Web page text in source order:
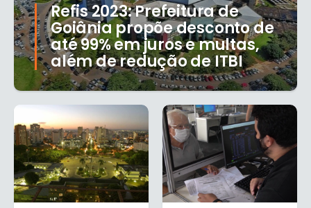
Refis 2023: Prefeitura de
Goiânia propõe desconto de
até 99% em juros e multas,
além de redução de ITBI